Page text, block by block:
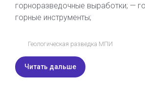
горноразведочные выработки; —
горные инструменты;
Геологическая разведка МПИ
Читать дальше